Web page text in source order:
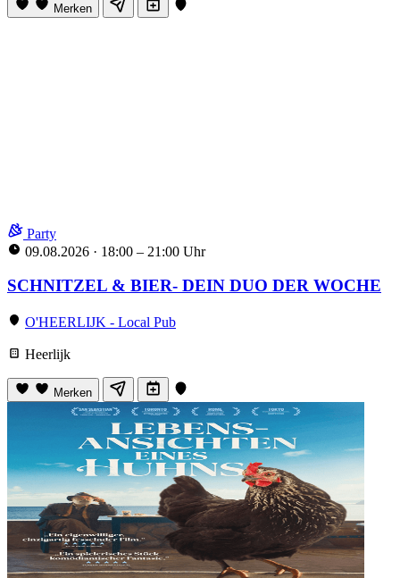
Merken
Party
09.08.2026 · 18:00 – 21:00 Uhr
SCHNITZEL & BIER- DEIN DUO DER WOCHE
O'HEERLIJK - Local Pub
Heerlijk
Merken